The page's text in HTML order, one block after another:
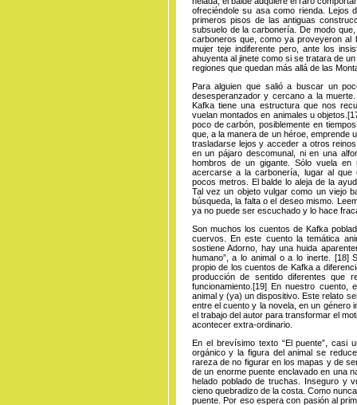
ofreciéndole su asa como rienda. Lejos
primeros pisos de las antiguas
subsuelo de la carbonería. De modo
carboneros que, como ya proveyeron al
mujer teje indiferente pero, ante los
ahuyenta al jinete como si se tratara de
regiones que quedan más allá de las
Para alguien que salió a buscar un
desesperanzador y cercano a la
Kafka tiene una estructura que nos
vuelan montados en animales uobjetos .
poco de carbón, posiblemente en
que, a la manera de un héroe, emprende
trasladarse lejos y acceder a otros
en un pájaro descomunal, ni en una
hombros de un gigante. Sólo vuela
acercarse a la carbonería, lugar al que
pocos metros. El balde lo aleja de la
Tal vez un objeto vulgar como un viejo
búsqueda, la falta o el deseo mismo.
ya no puede ser escuchado y lo hace
Son muchos los cuentos de Kafka
cuervos. En este cuento la temática
sostiene Adorno, hay una huida
humano”, a lo animal o a lo inerte. [18]
propio de los cuentos de Kafka a
producción de sentido diferentes que
funcionamiento. [19]En nuestro cuento,
animal y (ya) un dispositivo. Este relato
entre el cuento y la novela, en un género
el trabajo del autor para transformar el
acontecer extra-ordinario.
En el brevísimo texto “El puente”, casi
orgánico y la figura del animal se
rareza de no figurar en los mapas y de
de un enorme puente enclavado en una
helado poblado de truchas. Inseguro y
cieno quebradizo de la costa. Como
puente. Por eso espera con pasión al